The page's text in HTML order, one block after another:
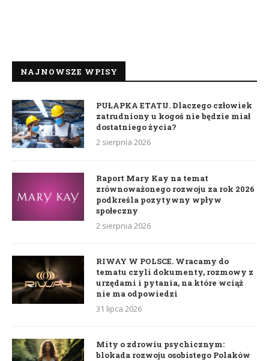
NAJNOWSZE WPISY
PUŁAPKA ETATU. Dlaczego człowiek
zatrudniony u kogoś nie będzie miał
dostatniego życia?
2 sierpnia 2026
Raport Mary Kay na temat
zrównoważonego rozwoju za rok 2026
podkreśla pozytywny wpływ
społeczny
2 sierpnia 2026
RIWAY W POLSCE. Wracamy do
tematu czyli dokumenty, rozmowy z
urzędami i pytania, na które wciąż
nie ma odpowiedzi
31 lipca 2026
Mity o zdrowiu psychicznym:
blokada rozwoju osobistego Polaków